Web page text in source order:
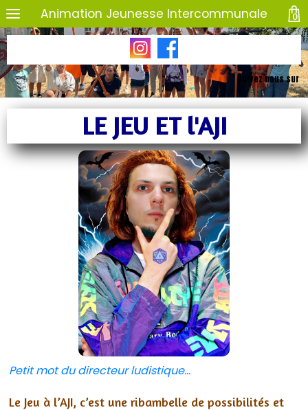
Animation Jeunesse Intercommunale
Suivez nous sur
LE JEU ET l'AJI
Petit mot du directeur ludistique...
Le Jeu à l’AJI, c’est une ribambelle de possibilités et
0